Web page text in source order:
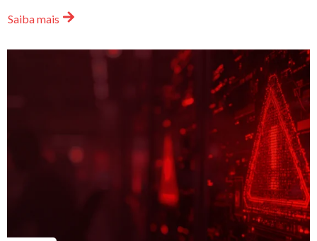
Saiba mais